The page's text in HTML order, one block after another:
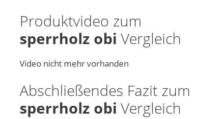
Produktvideo zum
sperrholz obi Vergleich
Video nicht mehr vorhanden
Abschließendes Fazit zum
sperrholz obi Vergleich